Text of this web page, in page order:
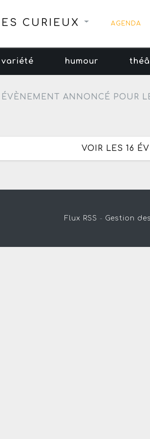
CURIEUX AGENDA
variété humour
ANNONCÉ POUR
VOIR LES 16
Flux RSS - Gestion